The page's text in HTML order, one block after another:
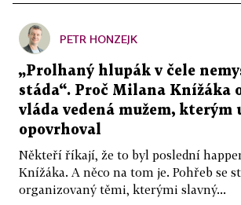
PETR HONZEJK
„Prolhaný hlupák v čele
stáda“. Proč Milana Knížáka
vláda vedená mužem, kterým
opovrhoval
Někteří říkají, že to byl poslední
Knížáka. A něco na tom je. Pohřeb se
organizovaný těmi, kterými slavný...